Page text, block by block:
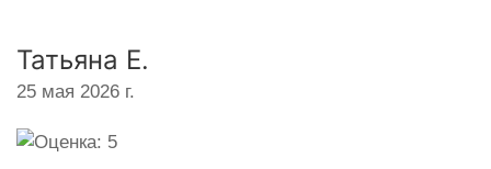
Татьяна Е.
25 мая 2026 г.